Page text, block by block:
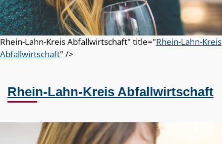
Rhein-Lahn-Kreis Abfallwirtschaft" title="Rhein-Lahn-Kreis
Abfallwirtschaft" />
Rhein-Lahn-Kreis Abfallwirtschaft